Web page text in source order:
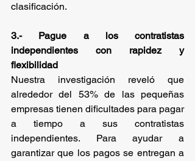
clasificación.
3.- Pague a los contratistas
independientes con rapidez y
flexibilidad
Nuestra investigación reveló que
alrededor del 53% de las pequeñas
empresas tienen dificultades para pagar
a tiempo a sus contratistas
independientes. Para ayudar a
garantizar que los pagos se entregan a